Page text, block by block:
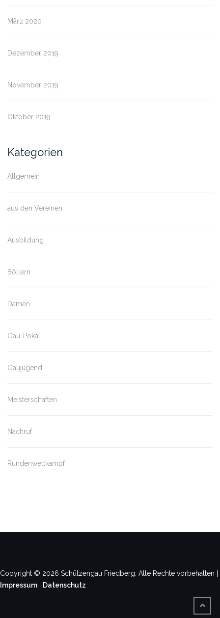
März 2020
Dezember 2019
November 2019
Oktober 2019
Kategorien
Allgemein
aus den Vereinen
Ausbildung
Böllern
Damen
Gau-Pokal
Gaujugend
Meisterschaften
Nachruf
Rundenwettkampf
Copyright © 2026 Schützengau Friedberg. Alle Rechte vorbehalten |
Impressum | Datenschutz